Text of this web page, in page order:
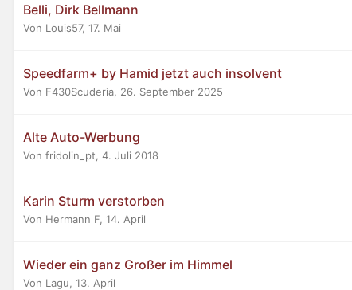
Belli, Dirk Bellmann
Von Louis57, 17. Mai
Speedfarm+ by Hamid jetzt auch insolvent
Von F430Scuderia, 26. September 2025
Alte Auto-Werbung
Von fridolin_pt, 4. Juli 2018
Karin Sturm verstorben
Von Hermann F, 14. April
Wieder ein ganz Großer im Himmel
Von Lagu, 13. April